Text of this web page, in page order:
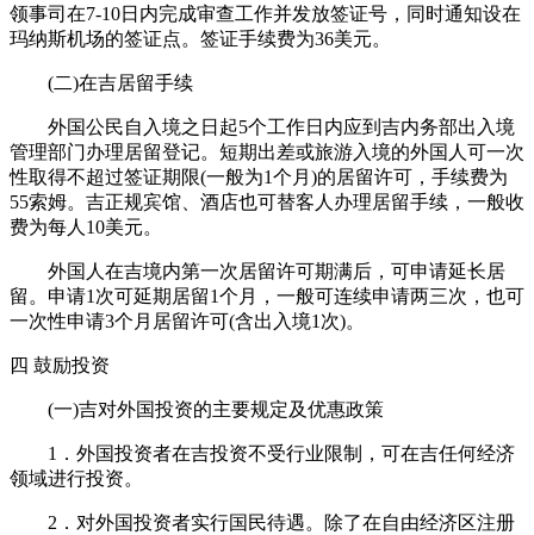
领事司在7-10日内完成审查工作并发放签证号，同时通知设在
玛纳斯机场的签证点。签证手续费为36美元。
(二)在吉居留手续
外国公民自入境之日起5个工作日内应到吉内务部出入境
管理部门办理居留登记。短期出差或旅游入境的外国人可一次
性取得不超过签证期限(一般为1个月)的居留许可，手续费为
55索姆。吉正规宾馆、酒店也可替客人办理居留手续，一般收
费为每人10美元。
外国人在吉境内第一次居留许可期满后，可申请延长居
留。申请1次可延期居留1个月，一般可连续申请两三次，也可
一次性申请3个月居留许可(含出入境1次)。
四 鼓励投资
(一)吉对外国投资的主要规定及优惠政策
1．外国投资者在吉投资不受行业限制，可在吉任何经济
领域进行投资。
2．对外国投资者实行国民待遇。除了在自由经济区注册